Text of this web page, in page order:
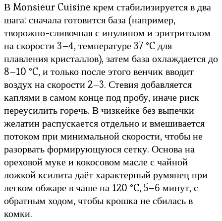
В Monsieur Cuisine крем стабилизируется в два
шага: сначала готовится база (например,
творожно-сливочная с инулином и эритритолом
на скорости 3–4, температуре 37 °C для
плавления кристаллов), затем база охлаждается до
8–10 °C, и только после этого венчик вводит
воздух на скорости 2–3. Стевия добавляется
каплями в самом конце под пробу, иначе риск
переусилить горечь. В чизкейке без выпечки
желатин распускается отдельно и вмешивается
потоком при минимальной скорости, чтобы не
разорвать формирующуюся сетку. Основа на
ореховой муке и кокосовом масле с чайной
ложкой ксилита даёт характерный румянец при
легком обжаре в чаше на 120 °C, 5–6 минут, с
обратным ходом, чтобы крошка не сбилась в
комки.